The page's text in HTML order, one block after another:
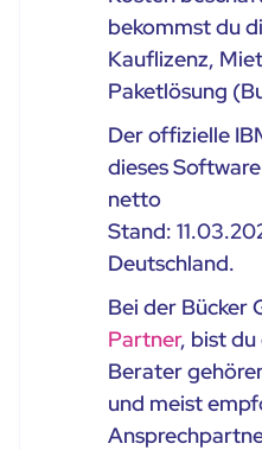
bekommst du
Kauflizenz,
Paketlösung
Der offizielle
dieses
netto
Stand:
Deutschland.
Bei der Bücker
Partner, bist du
Berater
und meist